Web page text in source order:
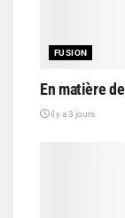
FUSION
En matière
il y a 3 jours